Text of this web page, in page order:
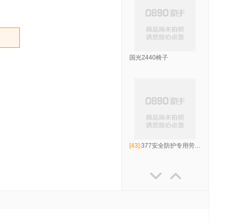
国光2440椅子
[43] 377安全防护专用劳保鞋
 